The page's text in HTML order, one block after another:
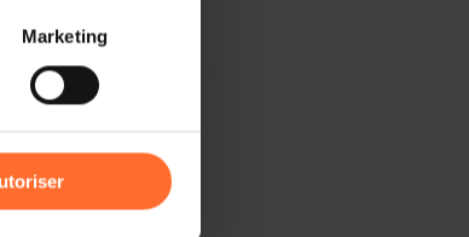
les réseaux
Marketing